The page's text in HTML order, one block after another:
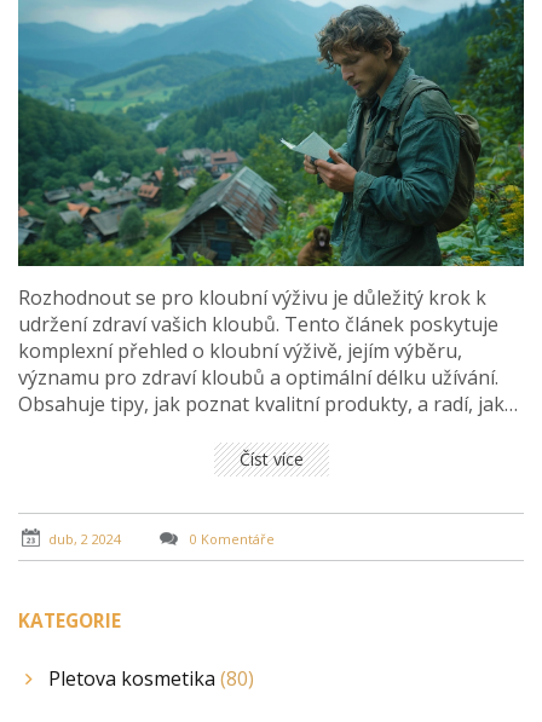
Rozhodnout se pro kloubní výživu je důležitý krok k
udržení zdraví vašich kloubů. Tento článek poskytuje
komplexní přehled o kloubní výživě, jejím výběru,
významu pro zdraví kloubů a optimální délku užívání.
Obsahuje tipy, jak poznat kvalitní produkty, a radí, jak
Číst více
dub, 2 2024 0 Komentáře
KATEGORIE
Pletova kosmetika (80)